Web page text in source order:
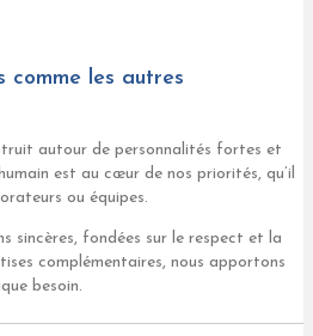
comme les autres
autour de personnalités fortes et
est au cœur de nos priorités, qu’il
ou équipes.
sincères, fondées sur le respect et la
complémentaires, nous apportons
besoin.